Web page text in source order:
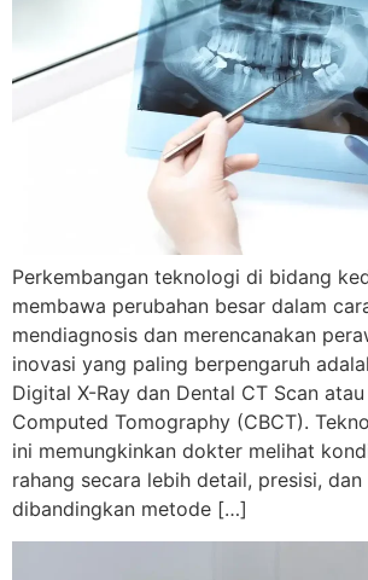
Perkembangan teknologi di bidang
membawa perubahan besar dalam
mendiagnosis dan merencanakan
inovasi yang paling berpengaruh
Digital X-Ray dan Dental CT Scan
Computed Tomography (CBCT).
ini memungkinkan dokter melihat
rahang secara lebih detail, presisi, dan
dibandingkan metode […]